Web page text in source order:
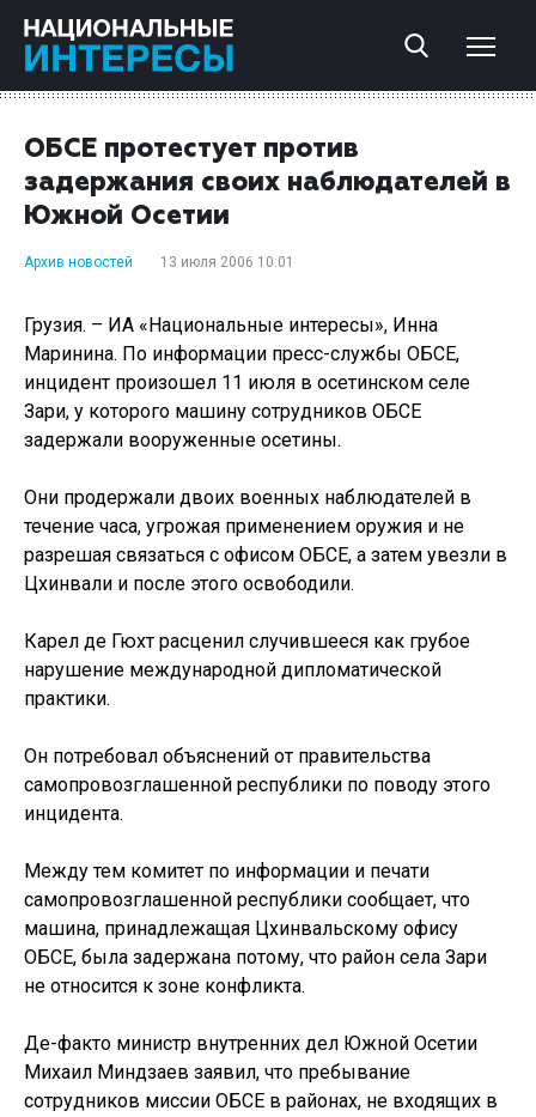
ОБСЕ протестует против
задержания своих наблюдателей в
Южной Осетии
Архив новостей 13 июля 2006 10:01
Грузия. – ИА «Национальные интересы», Инна
Маринина. По информации пресс-службы ОБСЕ,
инцидент произошел 11 июля в осетинском селе
Зари, у которого машину сотрудников ОБСЕ
задержали вооруженные осетины.
Они продержали двоих военных наблюдателей в
течение часа, угрожая применением оружия и не
разрешая связаться с офисом ОБСЕ, а затем увезли в
Цхинвали и после этого освободили.
Карел де Гюхт расценил случившееся как грубое
нарушение международной дипломатической
практики.
Он потребовал объяснений от правительства
самопровозглашенной республики по поводу этого
инцидента.
Между тем комитет по информации и печати
самопровозглашенной республики сообщает, что
машина, принадлежащая Цхинвальскому офису
ОБСЕ, была задержана потому, что район села Зари
не относится к зоне конфликта.
Де-факто министр внутренних дел Южной Осетии
Михаил Миндзаев заявил, что пребывание
сотрудников миссии ОБСЕ в районах, не входящих в